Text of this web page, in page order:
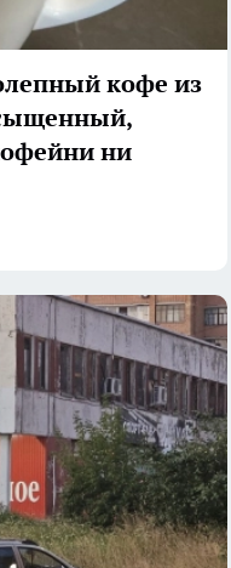
кофе из
ни